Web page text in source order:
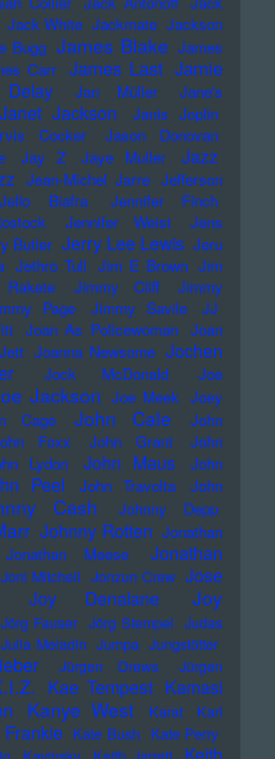
Jack White Jackmate Jackson
Bugg James Blake James
Carr James Last Jamie
Jan Müller
Jane's
Janet Jackson
Janis Joplin
Cocker
Jason Donovan
Jay Z Jaye Muller
Jazz
Jean-Michel Jarre Jefferson
Jello Biafra
Jennifer Finch
Jennifer Weist
Jens
Butler Jerry Lee Lewis Jeru
Jethro Tull Jim E Brown Jim
Jimmy Cliff
Jimmy
Page Jimmy Savile
JJ
Joan As Policewoman Joan
Joanna Newsome Jochen
Jock McDonald
Joe
Jackson Joe Meek Joey
Cage John Cale
John
Foxx John Grant
John
Lydon John Maus
John
Peel John Travolta
John
Cash Johnny Depp
Johnny Rotten Jonathan
Jonathan Meese
Jonathan
Joni Mitchell Jonzun Crew Jose
Joy Denalane
Joy
Jörg Fauser Jörg Stempel Judas
Julia Meladin Jumpa Jungstötter
Jürgen Drews
Jürgen
Kae Tempest Kamasi
Kanye West Karat
Karl
Kate Bush Kate Perry